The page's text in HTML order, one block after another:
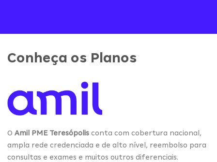
Conheça os Planos
O Amil PME Teresópolis conta com cobertura nacional,
ampla rede credenciada e de alto nível, reembolso para
consultas e exames e muitos outros diferenciais.